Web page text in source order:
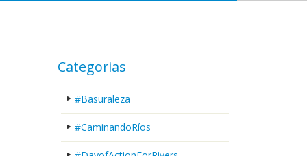
Categorias
#Basuraleza
#CaminandoRíos